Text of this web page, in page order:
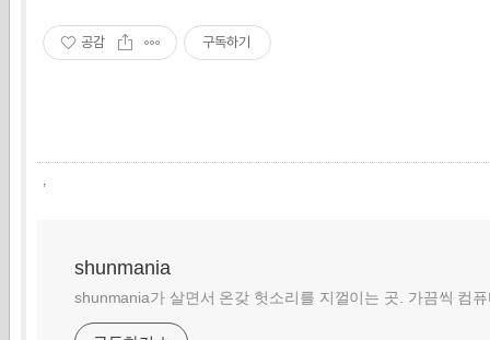
공감 구독하기
shunmania
shunmania가 살면서 온갖 헛소리를 지껄이는 곳. 가끔씩 컴